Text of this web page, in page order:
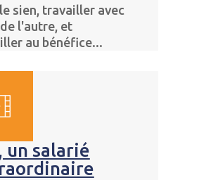
sien, travailler avec
l'autre, et
au bénéfice...
un salarié